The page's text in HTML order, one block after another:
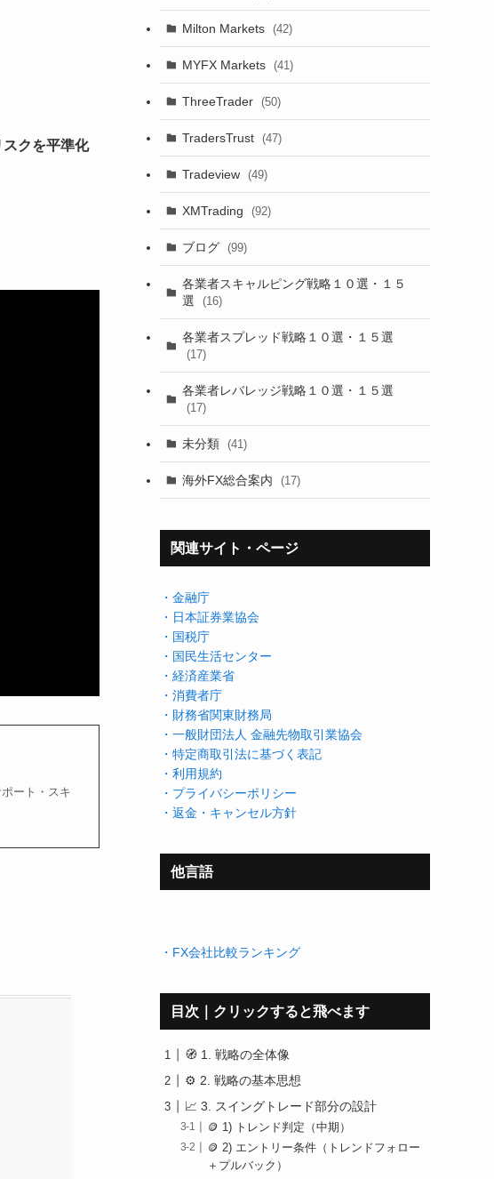
クを平準化
ート・スキ
Milton Markets (42)
MYFX Markets (41)
ThreeTrader (50)
TradersTrust (47)
Tradeview (49)
XMTrading (92)
ブログ (99)
各業者スキャルピング戦略１０選・１５
選
(16)
各業者スプレッド戦略１０選・１５選
(17)
各業者レバレッジ戦略１０選・１５選
(17)
未分類 (41)
海外FX総合案内 (17)
関連サイト・ページ
・金融庁
・日本証券業協会
・国税庁
・国民生活センター
・経済産業省
・消費者庁
・財務省関東財務局
・一般財団法人 金融先物取引業協会
・特定商取引法に基づく表記
・利用規約
・プライバシーポリシー
・返金・キャンセル方針
他言語
・FX会社比較ランキング
目次｜クリックすると飛べます
🧭 1. 戦略の全体像
⚙️ 2. 戦略の基本思想
📈 3. スイングトレード部分の設計
🪙 1) トレンド判定（中期）
🪙 2) エントリー条件（トレンドフォロー
＋プルバック）